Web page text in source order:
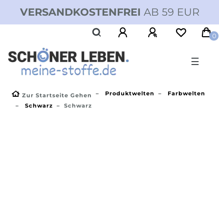
VERSANDKOSTENFREI AB 59 EUR
0
☰
Zur Startseite Gehen Produktwelten
Farbwelten
Schwarz
Schwarz